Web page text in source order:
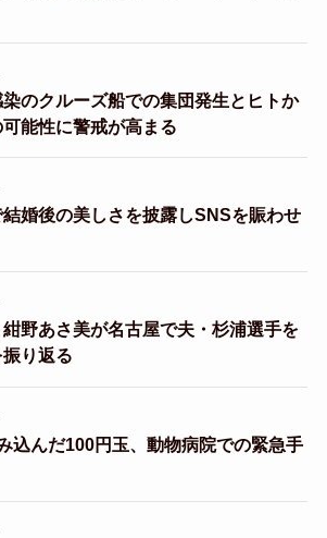
のクルーズ船での集団発生とヒトか
能性に警戒が高まる
婚後の美しさを披露しSNSを賑わせ
野あさ美が名古屋で夫・杉浦選手を
り返る
込んだ100円玉、動物病院での緊急手